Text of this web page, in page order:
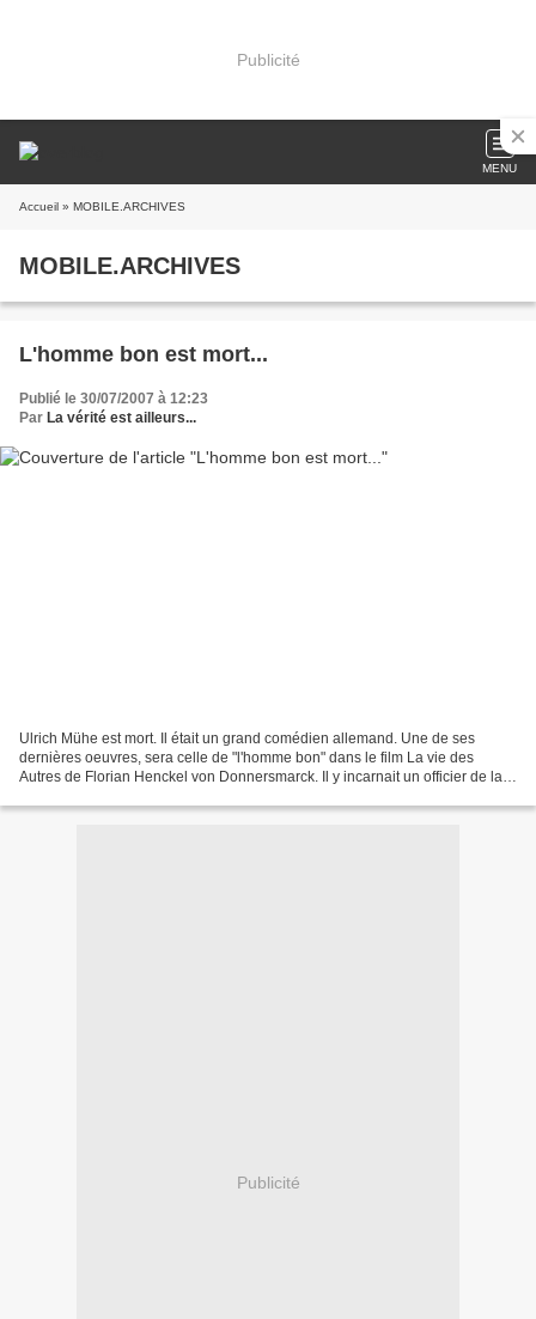
Publicité
MENU
Accueil » MOBILE.ARCHIVES
MOBILE.ARCHIVES
L'homme bon est mort...
Publié le 30/07/2007 à 12:23
Par La vérité est ailleurs...
Ulrich Mühe est mort. Il était un grand comédien allemand. Une de ses
dernières oeuvres, sera celle de "l'homme bon" dans le film La vie des
Autres de Florian Henckel von Donnersmarck. Il y incarnait un officier de la
Publicité